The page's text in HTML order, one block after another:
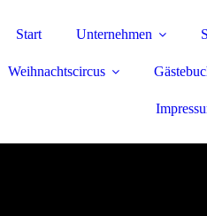
Start Unternehmen
Weihnachtscircus